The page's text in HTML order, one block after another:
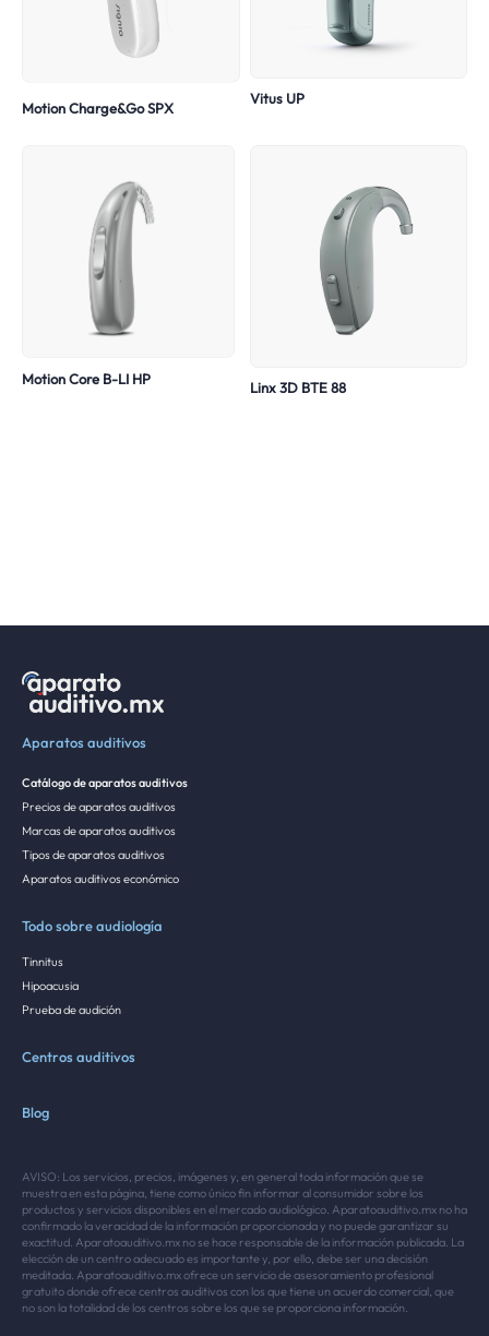
Motion Charge&Go SPX
Vitus UP
Motion Core B-LI HP Linx 3D BTE 88
Aparatos auditivos
Catálogo de aparatos auditivos
Precios de aparatos auditivos
Marcas de aparatos auditivos
Tipos de aparatos auditivos
Aparatos auditivos económico
Todo sobre audiología
Tinnitus
Hipoacusia
Prueba de audición
Centros auditivos
Blog
AVISO: Los servicios, precios, imágenes y, en general toda información que se
muestra en esta página, tiene como único fin informar al consumidor sobre los
productos y servicios disponibles en el mercado audiológico. Aparatoauditivo.mx no ha
confirmado la veracidad de la información proporcionada y no puede garantizar su
exactitud. Aparatoauditivo.mx no se hace responsable de la información publicada. La
elección de un centro adecuado es importante y, por ello, debe ser una decisión
meditada. Aparatoauditivo.mx ofrece un servicio de asesoramiento profesional
gratuito donde ofrece centros auditivos con los que tiene un acuerdo comercial, que
no son la totalidad de los centros sobre los que se proporciona información.